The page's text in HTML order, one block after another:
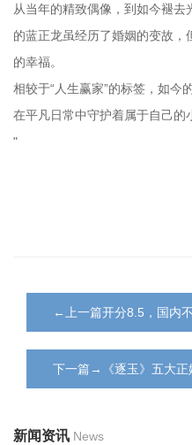
从当年的精致偶像，到如今褪
的蓝正龙虽经历了婚姻的变故
的幸福。
相较于“人生赢家”的标签，如今
在平凡日常中守护着属于自己的
"
←上一篇开分8.5，国内
下一篇→《逐玉》五大正
新闻资讯 News